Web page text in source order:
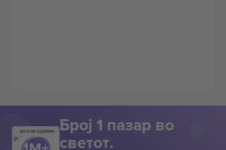
ВИ БЛАГОДАРАМ! Број 1 пазар во
светот.